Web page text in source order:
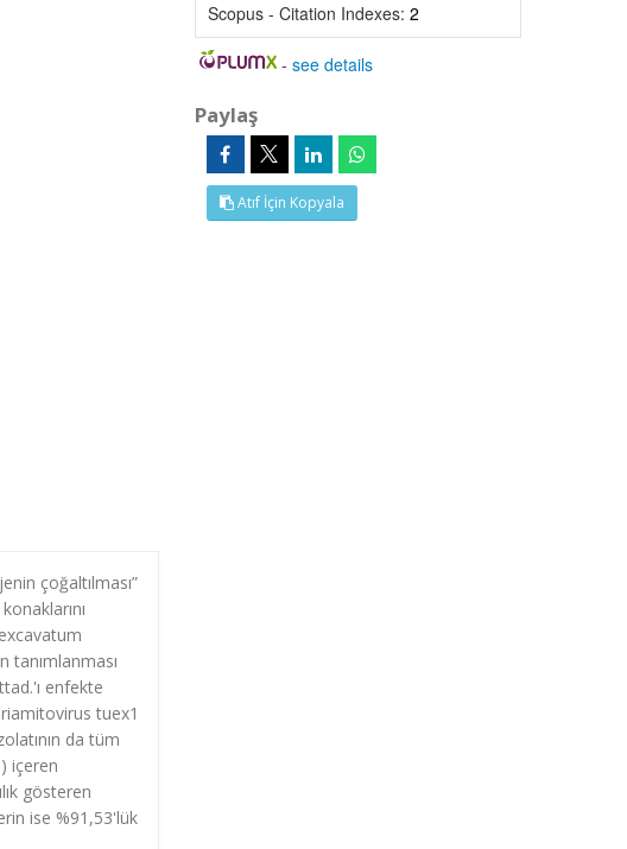
çoğaltılması”
tanımlanması
enfekte
tuex1
da tüm
içeren
gösteren
ise %91,53'lük
Scopus - Citation Indexes: 2
-see details
Paylaş
Atıf İçin Kopyala